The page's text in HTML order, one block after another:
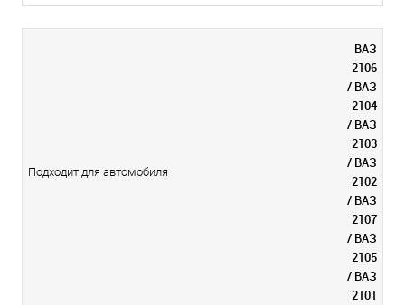
Подходит для автомобиля
ВАЗ
2106
/ ВАЗ
2104
/ ВАЗ
2103
/ ВАЗ
2102
/ ВАЗ
2107
/ ВАЗ
2105
/ ВАЗ
2101